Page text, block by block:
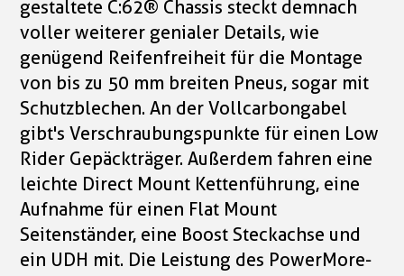
gestaltete C:62® Chassis steckt demnach
voller weiterer genialer Details, wie
genügend Reifenfreiheit für die Montage
von bis zu 50 mm breiten Pneus, sogar mit
Schutzblechen. An der Vollcarbongabel
gibt's Verschraubungspunkte für einen Low
Rider Gepäckträger. Außerdem fahren eine
leichte Direct Mount Kettenführung, eine
Aufnahme für einen Flat Mount
Seitenständer, eine Boost Steckachse und
ein UDH mit. Die Leistung des PowerMore-